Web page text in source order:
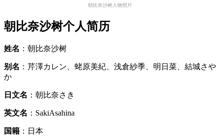
朝比奈沙树人物照片
朝比奈沙树个人简历
姓名 ：朝比奈沙树
别名 ：芹澤カレン、蛯原美紀、浅倉紗季、明日菜、結城さや
か
日文名 ：朝比奈さき
英文名 ：SakiAsahina
国籍 ：日本